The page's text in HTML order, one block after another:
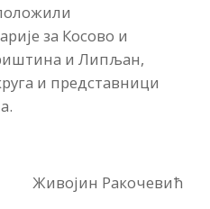
за Косово и
и Липљан,
и представници
Живојин Ракочевић